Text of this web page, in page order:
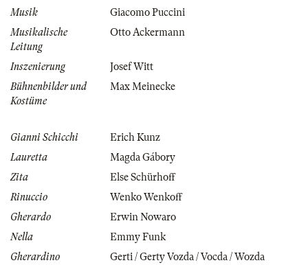
Musik
Giacomo Puccini
Musikalische
Leitung
Otto Ackermann
Inszenierung
Josef Witt
Bühnenbilder und
Kostüme
Max Meinecke
Gianni Schicchi
Erich Kunz
Lauretta
Magda Gábory
Zita
Else Schürhoff
Rinuccio
Wenko Wenkoff
Gherardo
Erwin Nowaro
Nella
Emmy Funk
Gherardino
Gerti / Gerty Vozda / Vocda / Wozda